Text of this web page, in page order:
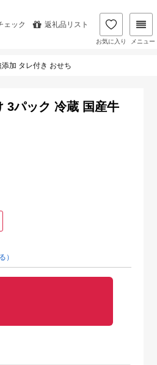
ェック 返礼品リスト
お気に入り メニュー
加 タレ付き おせち
3パック 冷蔵 国産牛
）